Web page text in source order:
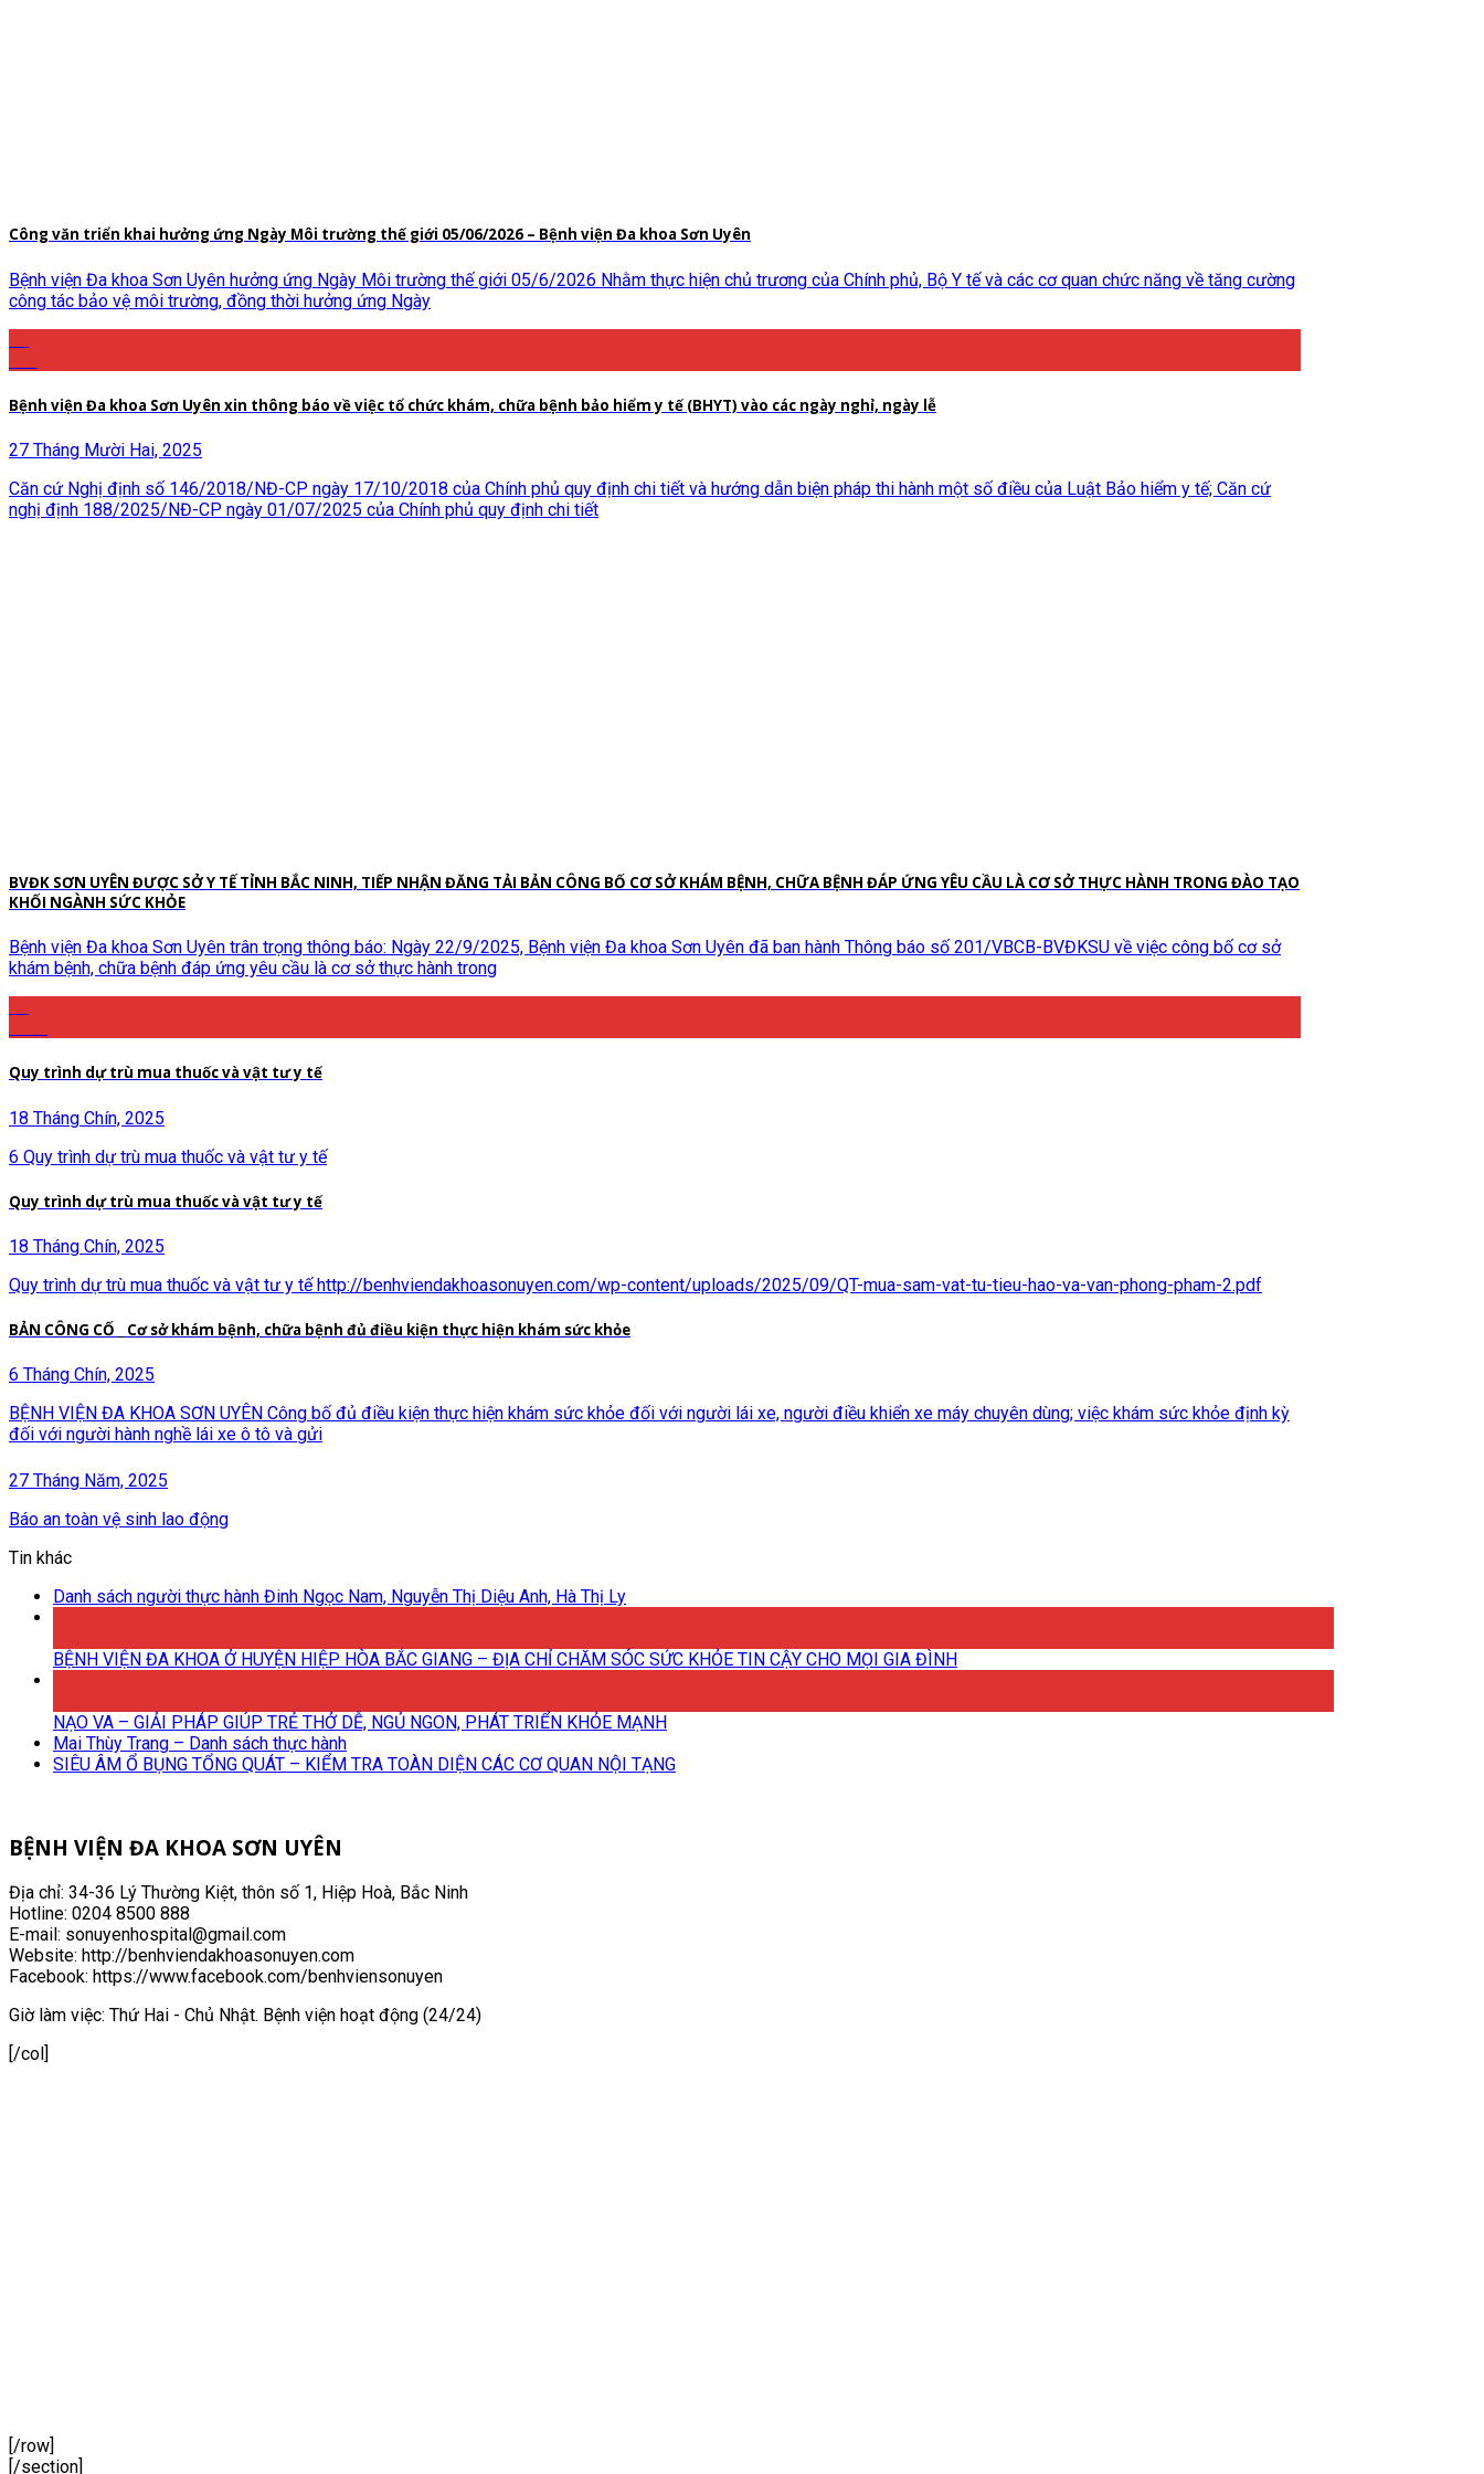
Công văn triển khai hưởng ứng Ngày Môi trường thế giới 05/06/2026 – Bệnh viện Đa khoa Sơn Uyên
Bệnh viện Đa khoa Sơn Uyên hưởng ứng Ngày Môi trường thế giới 05/6/2026 Nhằm thực hiện chủ trương của Chính phủ, Bộ Y tế và các cơ quan chức năng về tăng cường
công tác bảo vệ môi trường, đồng thời hưởng ứng Ngày
Bệnh viện Đa khoa Sơn Uyên xin thông báo về việc tổ chức khám, chữa bệnh bảo hiểm y tế (BHYT) vào các ngày nghỉ, ngày lễ
27 Tháng Mười Hai, 2025
Căn cứ Nghị định số 146/2018/NĐ-CP ngày 17/10/2018 của Chính phủ quy định chi tiết và hướng dẫn biện pháp thi hành một số điều của Luật Bảo hiểm y tế; Căn cứ
nghị định 188/2025/NĐ-CP ngày 01/07/2025 của Chính phủ quy định chi tiết
BVĐK SƠN UYÊN ĐƯỢC SỞ Y TẾ TỈNH BẮC NINH, TIẾP NHẬN ĐĂNG TẢI BẢN CÔNG BỐ CƠ SỞ KHÁM BỆNH, CHỮA BỆNH ĐÁP ỨNG YÊU CẦU LÀ CƠ SỞ THỰC HÀNH TRONG ĐÀO TẠO
KHỐI NGÀNH SỨC KHỎE
Bệnh viện Đa khoa Sơn Uyên trân trọng thông báo: Ngày 22/9/2025, Bệnh viện Đa khoa Sơn Uyên đã ban hành Thông báo số 201/VBCB-BVĐKSU về việc công bố cơ sở
khám bệnh, chữa bệnh đáp ứng yêu cầu là cơ sở thực hành trong
Quy trình dự trù mua thuốc và vật tư y tế
18 Tháng Chín, 2025
6 Quy trình dự trù mua thuốc và vật tư y tế
Quy trình dự trù mua thuốc và vật tư y tế
18 Tháng Chín, 2025
Quy trình dự trù mua thuốc và vật tư y tế http://benhviendakhoasonuyen.com/wp-content/uploads/2025/09/QT-mua-sam-vat-tu-tieu-hao-va-van-phong-pham-2.pdf
BẢN CÔNG CỐ _ Cơ sở khám bệnh, chữa bệnh đủ điều kiện thực hiện khám sức khỏe
6 Tháng Chín, 2025
BỆNH VIỆN ĐA KHOA SƠN UYÊN Công bố đủ điều kiện thực hiện khám sức khỏe đối với người lái xe, người điều khiển xe máy chuyên dùng; việc khám sức khỏe định kỳ
đối với người hành nghề lái xe ô tô và gửi
27 Tháng Năm, 2025
Báo an toàn vệ sinh lao động
Tin khác
Danh sách người thực hành Đinh Ngọc Nam, Nguyễn Thị Diệu Anh, Hà Thị Ly
BỆNH VIỆN ĐA KHOA Ở HUYỆN HIỆP HÒA BẮC GIANG – ĐỊA CHỈ CHĂM SÓC SỨC KHỎE TIN CẬY CHO MỌI GIA ĐÌNH
NẠO VA – GIẢI PHÁP GIÚP TRẺ THỞ DỄ, NGỦ NGON, PHÁT TRIỂN KHỎE MẠNH
Mai Thùy Trang – Danh sách thực hành
SIÊU ÂM Ổ BỤNG TỔNG QUÁT – KIỂM TRA TOÀN DIỆN CÁC CƠ QUAN NỘI TẠNG
BỆNH VIỆN ĐA KHOA SƠN UYÊN
Địa chỉ: 34-36 Lý Thường Kiệt, thôn số 1, Hiệp Hoà, Bắc Ninh
Hotline: 0204 8500 888
E-mail: sonuyenhospital@gmail.com
Website: http://benhviendakhoasonuyen.com
Facebook: https://www.facebook.com/benhviensonuyen
Giờ làm việc: Thứ Hai - Chủ Nhật. Bệnh viện hoạt động (24/24)
[/col]
[/row]
[/section]